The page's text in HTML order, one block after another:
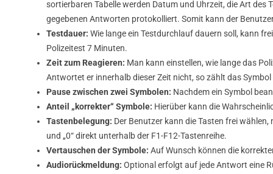
sortierbaren Tabelle werden Datum und Uhrzeit, die Art
gegebenen Antworten protokolliert. Somit kann der
Testdauer: Wie lange ein Testdurchlauf dauern soll, kann
Polizeitest 7 Minuten.
Zeit zum Reagieren: Man kann einstellen, wie lange das
Antwortet er innerhalb dieser Zeit nicht, so zählt das
Pause zwischen zwei Symbolen: Nachdem ein Symbol
Anteil „korrekter“ Symbole: Hierüber kann die
Tastenbelegung: Der Benutzer kann die Tasten frei
und „0“ direkt unterhalb der F1-F12-Tastenreihe.
Vertauschen der Symbole: Auf Wunsch können die
Audiorückmeldung: Optional erfolgt auf jede Antwort eine